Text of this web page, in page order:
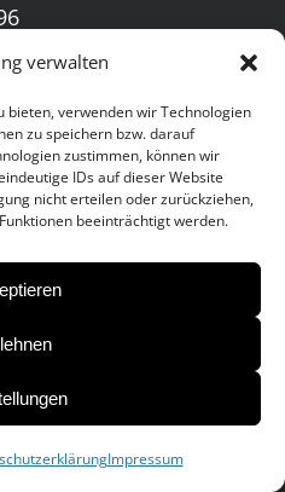
verwalten
bieten, verwenden wir Technologien
zu speichern bzw. darauf
zustimmen, können wir
IDs auf dieser Website
nicht erteilen oder zurückziehen,
beeinträchtigt werden.
Impressum